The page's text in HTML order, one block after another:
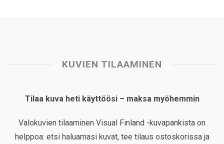
KUVIEN TILAAMINEN
Tilaa kuva heti käyttöösi – maksa myöhemmin
Valokuvien tilaaminen Visual Finland -kuvapankista on
helppoa: etsi haluamasi kuvat, tee tilaus ostoskorissa ja